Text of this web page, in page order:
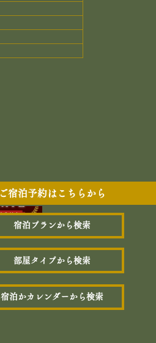
ご宿泊予約はこちらから
宿泊プランから検索
部屋タイプから検索
宿泊かカレンダーから検索